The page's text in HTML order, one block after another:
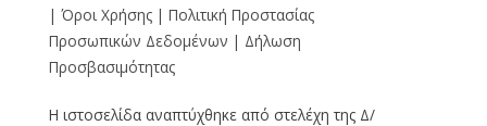
| Όροι Χρήσης | Πολιτική Προστασίας
Προσωπικών Δεδομένων | Δήλωση
Προσβασιμότητας
Η ιστοσελίδα αναπτύχθηκε από στελέχη της Δ/